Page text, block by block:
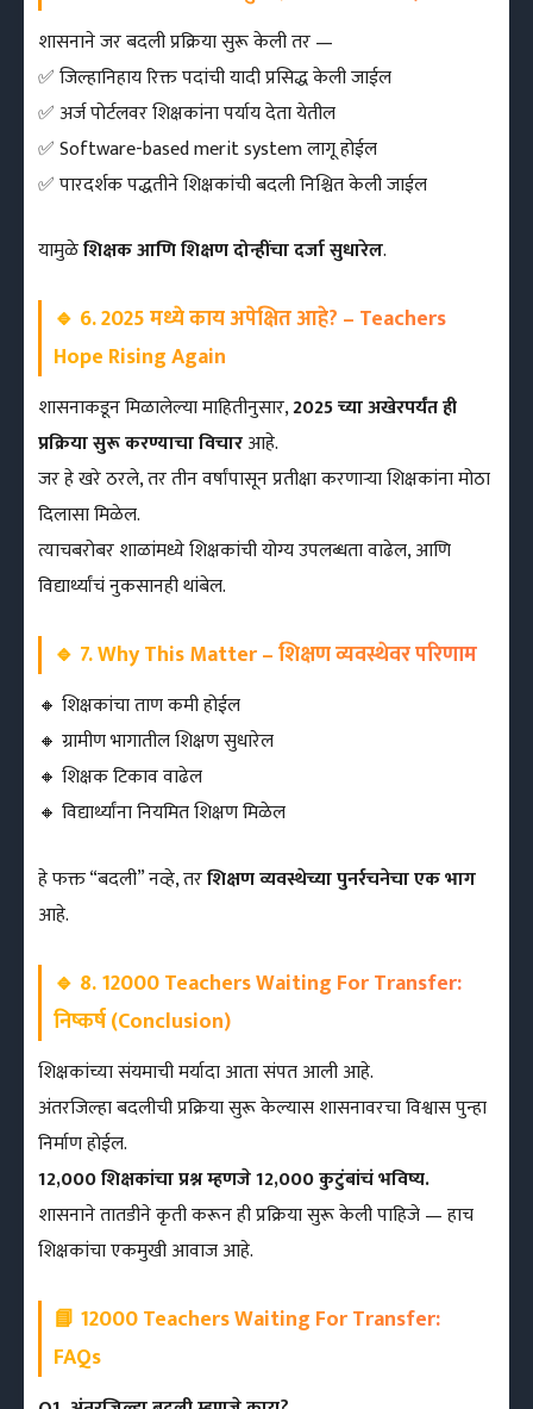
शासनाने जर बदली प्रक्रिया सुरू केली तर —
✅ जिल्हानिहाय रिक्त पदांची यादी प्रसिद्ध केली जाईल
✅ अर्ज पोर्टलवर शिक्षकांना पर्याय देता येतील
✅ Software-based merit system लागू होईल
✅ पारदर्शक पद्धतीने शिक्षकांची बदली निश्चित केली जाईल
यामुळेशिक्षक आणि शिक्षण दोन्हींचा दर्जा सुधारेल.
🔹 6. 2025 मध्ये काय अपेक्षित आहे? – Teachers
Hope Rising Again
शासनाकडून मिळालेल्या माहितीनुसार,2025 च्या अखेरपर्यंत ही
प्रक्रिया सुरू करण्याचा विचारआहे.
जर हे खरे ठरले, तर तीन वर्षांपासून प्रतीक्षा करणाऱ्या शिक्षकांना मोठा
दिलासा मिळेल.
त्याचबरोबर शाळांमध्ये शिक्षकांची योग्य उपलब्धता वाढेल, आणि
विद्यार्थ्यांचं नुकसानही थांबेल.
🔹 7. Why This Matter – शिक्षण व्यवस्थेवर परिणाम
🔸 शिक्षकांचा ताण कमी होईल
🔸 ग्रामीण भागातील शिक्षण सुधारेल
🔸 शिक्षक टिकाव वाढेल
🔸 विद्यार्थ्यांना नियमित शिक्षण मिळेल
हे फक्त “बदली” नव्हे, तरशिक्षण व्यवस्थेच्या पुनर्रचनेचा एक भाग
आहे.
🔹 8. 12000 Teachers Waiting For Transfer:
निष्कर्ष (Conclusion)
शिक्षकांच्या संयमाची मर्यादा आता संपत आली आहे.
अंतरजिल्हा बदलीची प्रक्रिया सुरू केल्यास शासनावरचा विश्वास पुन्हा
निर्माण होईल.
12,000 शिक्षकांचा प्रश्न म्हणजे 12,000 कुटुंबांचं भविष्य.
शासनाने तातडीने कृती करून ही प्रक्रिया सुरू केली पाहिजे — हाच
शिक्षकांचा एकमुखी आवाज आहे.
📘 12000 Teachers Waiting For Transfer:
FAQs